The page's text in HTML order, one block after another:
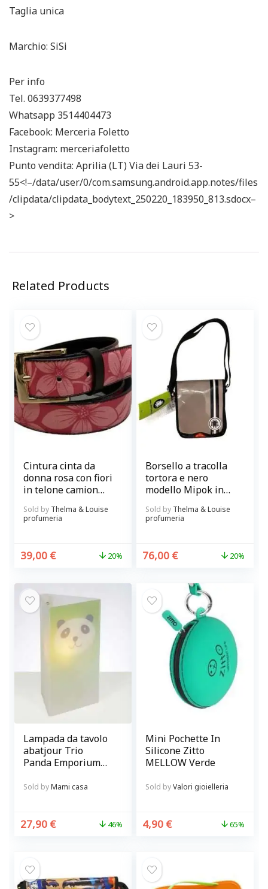
Taglia unica
Marchio: SiSi
Per info
Tel. 0639377498
Whatsapp 3514404473
Facebook: Merceria Foletto
Instagram: merceriafoletto
Punto vendita: Aprilia (LT) Via dei Lauri 53-
55<!–/data/user/0/com.samsung.android.app.notes/files
/clipdata/clipdata_bodytext_250220_183950_813.sdocx–
>
Related Products
Cintura cinta da
donna rosa con fiori
in telone camion
Sold by Thelma & Louise
profumeria
39,00 € 20%
Borsello a tracolla
tortora e nero
modello Mipok in
Paul Meccanico
Sold by Thelma & Louise
profumeria
76,00 € 20%
Lampada da tavolo
abatjour Trio
Panda Emporium
Sold byMami casa
27,90 € 46%
Mini Pochette In
Silicone Zitto
MELLOW Verde
Sold byValori gioielleria
4,90 € 65%